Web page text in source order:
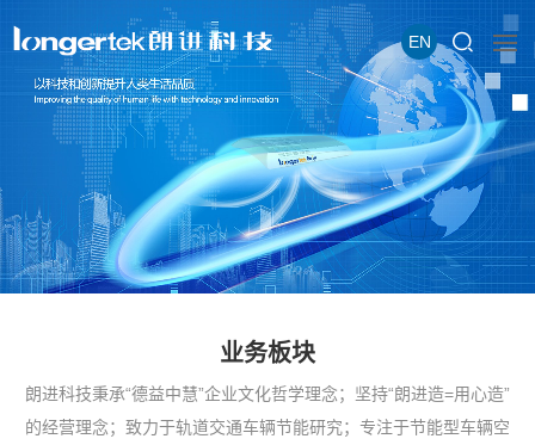
EN
业务板块
朗进科技秉承“德益中慧”企业文化哲学理念；坚持“朗进造=用心造”
的经营理念；致力于轨道交通车辆节能研究；专注于节能型车辆空